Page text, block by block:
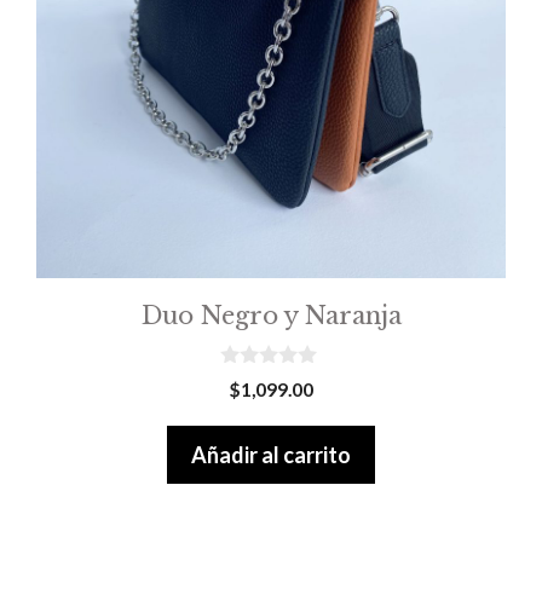
Duo Negro y Naranja
o
o
$1,099.00
Añadir al carrito